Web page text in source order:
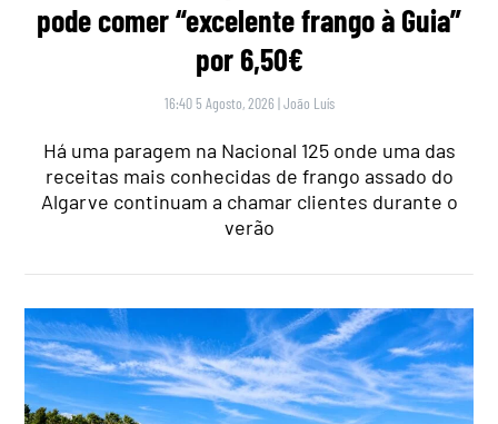
pode comer “excelente frango à Guia”
por 6,50€
16:40 5 Agosto, 2026 |João Luís
Há uma paragem na Nacional 125 onde uma das
receitas mais conhecidas de frango assado do
Algarve continuam a chamar clientes durante o
verão